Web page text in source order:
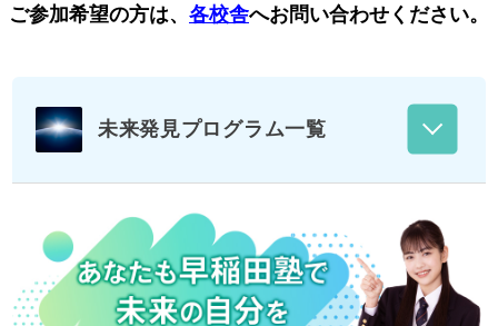
ご参加希望の方は、 各校舎へお問い合わせください。
未来発見プログラム一覧